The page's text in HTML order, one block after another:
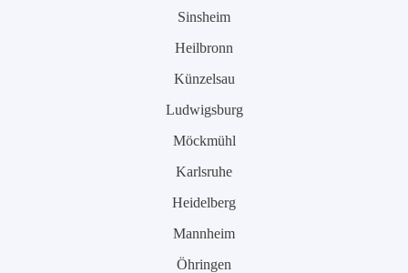
Sinsheim
Heilbronn
Künzelsau
Ludwigsburg
Möckmühl
Karlsruhe
Heidelberg
Mannheim
Öhringen